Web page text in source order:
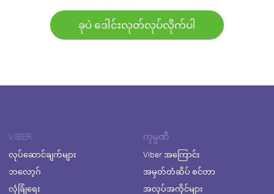
ခုပဲ ဒေါင်းလုတ်လုပ်လိုက်ပါ
VIBER
လုပ်ဆောင်ချက်များ
ဘလော့ဂ်
လုံခြုံရေး
ကုမ္ပဏီ
Viber အကြောင်း
အမှတ်တံဆိပ် စင်တာ
အလုပ်အကိုင်များ